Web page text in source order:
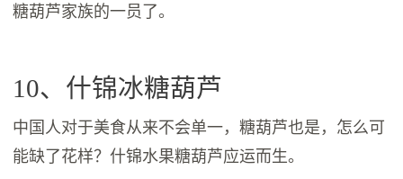
糖葫芦家族的一员了。
10、什锦冰糖葫芦
中国人对于美食从来不会单一，糖葫芦也是，怎么可
能缺了花样？什锦水果糖葫芦应运而生。